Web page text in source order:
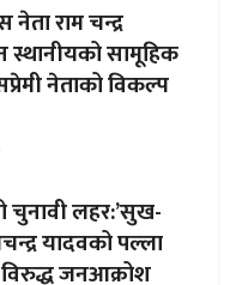
नेता राम चन्द्र
स्थानीयको सामूहिक
नेताको विकल्प
चुनावी लहर:’सुख-
यादवको पल्ला
विरुद्ध जनआक्रोश